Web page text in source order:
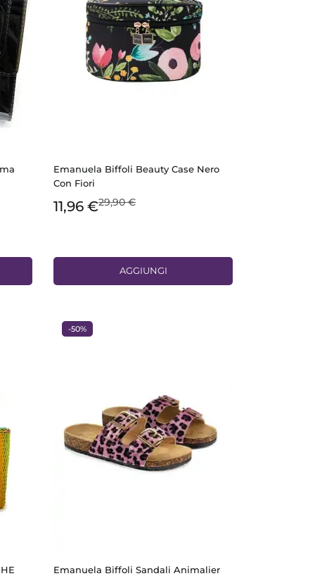
Emanuela Biffoli Beauty Case Nero
Con Fiori
11,96 €29,90 €
AGGIUNGI
ANTEPRIMA
Emanuela Biffoli Sandali Animalier
-50%